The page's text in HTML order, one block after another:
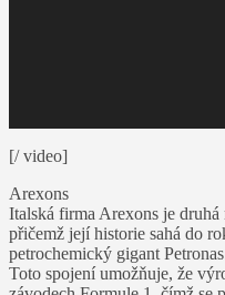
[/ video]
Arexons
Italská firma Arexons je
přičemž její historie sahá do
petrochemický gigant
Toto spojení umožňuje, že